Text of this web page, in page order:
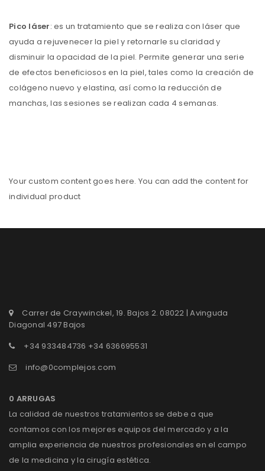
Pico láser: es un tratamiento que se realiza con láser que
ayuda a rejuvenecer la piel y retornarle su claridad y
disminuir la opacidad de la piel. Permite generar una serie
de efectos beneficiosos en la piel, tales como la creación de
colágeno nuevo y elastina, así como la reducción de
manchas, las sesiones se realizan cada 4 semanas.
Your custom content goes here. You can add the content for
individual product
Carrer de Craywinckel, 19. Bajos 2. 08022 | Avinguda
Diagonal 497 Bajos
+34 933484736 +34 636695531
info@0complejos.com
0 ARRUGAS
La calidad de nuestros tratamientos se debe a que
contamos con los mejores equipos del mercado y a la
amplia experiencia de nuestros profesionales en el campo
de la medicina y la cirugía estética.